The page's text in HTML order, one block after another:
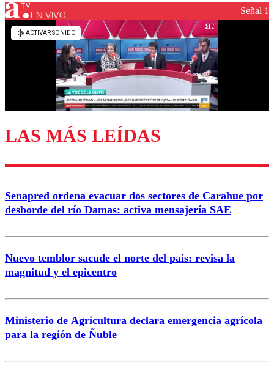
Los comentarios son moderados para garantizar un
diálogo respetuoso.
Enviar comentario
EN VIVO Señal 1
LAS MÁS LEÍDAS
Senapred ordena evacuar dos sectores de Carahue por
desborde del río Damas: activa mensajería SAE
Nuevo temblor sacude el norte del país: revisa la
magnitud y el epicentro
Ministerio de Agricultura declara emergencia agrícola
para la región de Ñuble